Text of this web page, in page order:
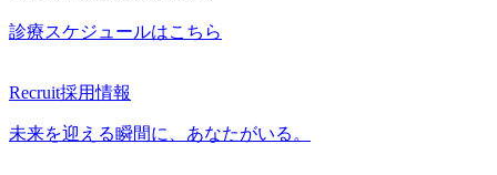
診療スケジュールはこちら
Recruit採用情報
未来を迎える瞬間に、あなたがいる。